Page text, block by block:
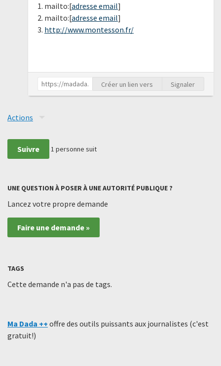
1. mailto:[adresse email]
2. mailto:[adresse email]
3. http://www.montesson.fr/
Créer un lien vers Signaler
Actions
Suivre 1 personne suit
UNE QUESTION À POSER À UNE AUTORITÉ PUBLIQUE ?
Lancez votre propre demande
Faire une demande »
TAGS
Cette demande n'a pas de tags.
Ma Dada ++ offre des outils puissants aux journalistes (c'est
gratuit!)